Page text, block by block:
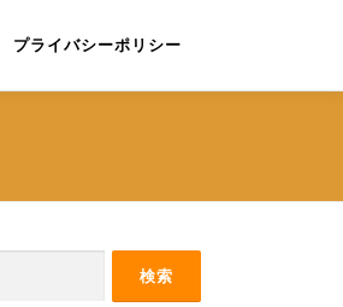
プライバシーポリシー